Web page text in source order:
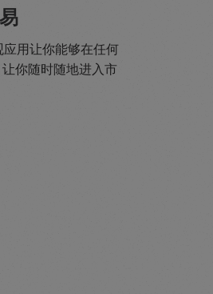
用让你能够在任何
你随时随地进入市